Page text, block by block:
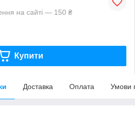
на сайті — 150 ₴
Купити
Доставка Оплата Умови